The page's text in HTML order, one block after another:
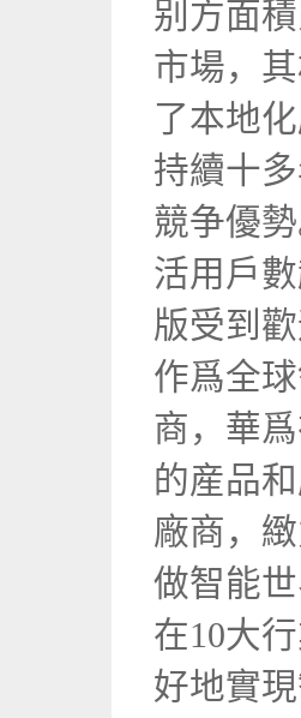
别方面
市場，
了本地
持續十
競争優
活用戶
版受到
作爲全
商，華
的産品
廠商，
做智能
在10大
好地實